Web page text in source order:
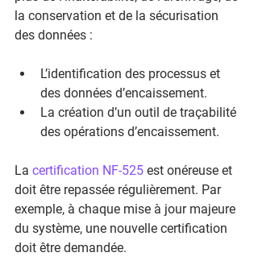
la conservation et de la sécurisation
des données :
L’identification des processus et
des données d’encaissement.
La création d’un outil de traçabilité
des opérations d’encaissement.
La certification NF-525 est onéreuse et
doit être repassée régulièrement. Par
exemple, à chaque mise à jour majeure
du système, une nouvelle certification
doit être demandée.